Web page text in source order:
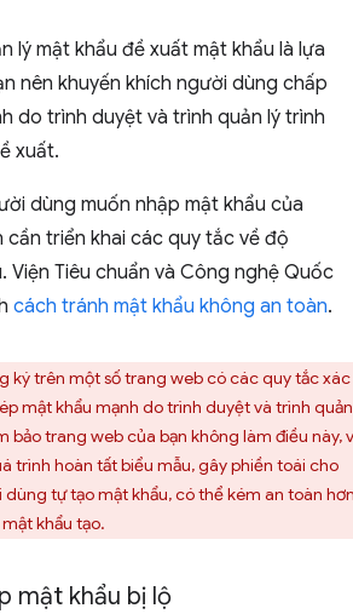
lý mật khẩu đề xuất mật khẩu là lựa
nên khuyến khích người dùng chấp
do trình duyệt và trình quản lý trình
xuất.
dùng muốn nhập mật khẩu của
cần triển khai các quy tắc về độ
Viện Tiêu chuẩn và Công nghệ Quốc
cách tránh mật khẩu không an toàn.
ký trên một số trang web có các quy tắc xác
mật khẩu mạnh do trình duyệt và trình
bảo trang web của bạn không làm điều này,
trình hoàn tất biểu mẫu, gây phiền toái cho
tự tạo mật khẩu, có thể kém an toàn
khẩu tạo.
mật khẩu bị lộ